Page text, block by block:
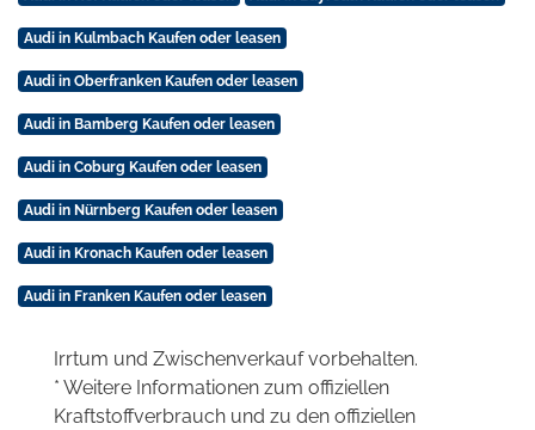
Audi in Kulmbach Kaufen oder leasen
Audi in Oberfranken Kaufen oder leasen
Audi in Bamberg Kaufen oder leasen
Audi in Coburg Kaufen oder leasen
Audi in Nürnberg Kaufen oder leasen
Audi in Kronach Kaufen oder leasen
Audi in Franken Kaufen oder leasen
Irrtum und Zwischenverkauf vorbehalten.
* Weitere Informationen zum offiziellen
Kraftstoffverbrauch und zu den offiziellen